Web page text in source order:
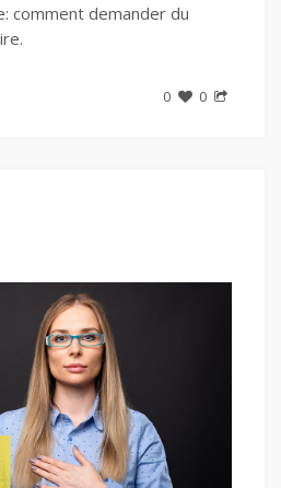
comment demander du
0 0